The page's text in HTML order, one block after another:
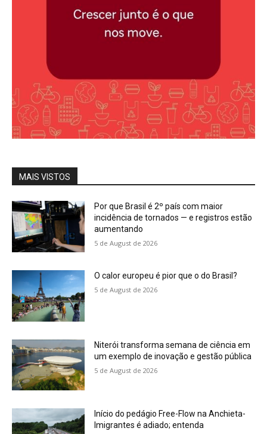
MAIS VISTOS
Por que Brasil é 2º país com maior
incidência de tornados — e registros estão
aumentando
5 de August de 2026
O calor europeu é pior que o do Brasil?
5 de August de 2026
Niterói transforma semana de ciência em
um exemplo de inovação e gestão pública
5 de August de 2026
Início do pedágio Free-Flow na Anchieta-
Imigrantes é adiado; entenda